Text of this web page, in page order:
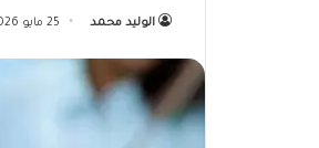
الوليد محمد 25 مايو 2026 - 11:45 صباحًا